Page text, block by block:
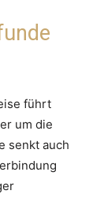
führt
um die
senkt auch